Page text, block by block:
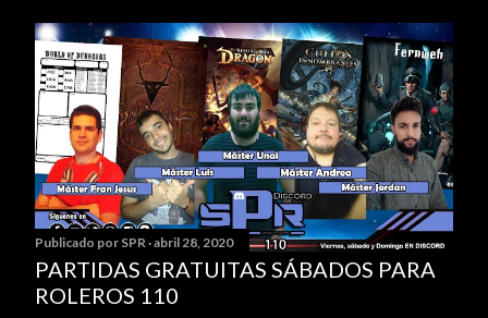
Publicado por SPR abril 28, 2020
PARTIDAS GRATUITAS SÁBADOS PARA
ROLEROS 110